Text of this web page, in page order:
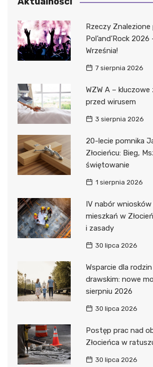
Rzeczy
Pol’and’Rock
Września!
7 sierpnia 2026
WZW A –
przed wirusem
3 sierpnia 2026
20-lecie pomnika
Złocieńcu: Bieg,
świętowanie
1 sierpnia 2026
IV nabór
mieszkań w
i zasady
30 lipca 2026
Wsparcie dla
drawskim: nowe
sierpniu 2026
30 lipca 2026
Postęp prac nad
Złocieńca w
30 lipca 2026